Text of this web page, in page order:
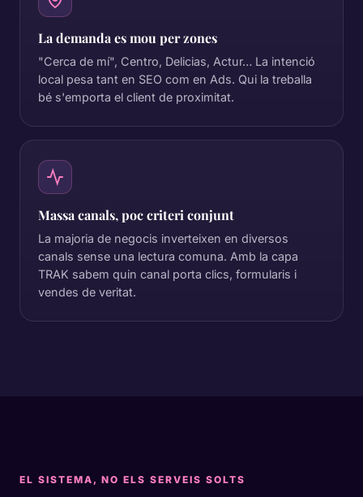
La demanda es mou per zones
"Cerca de mí", Centro, Delicias, Actur… La intenció
local pesa tant en SEO com en Ads. Qui la treballa
bé s'emporta el client de proximitat.
Massa canals, poc criteri conjunt
La majoria de negocis inverteixen en diversos
canals sense una lectura comuna. Amb la capa
TRAK sabem quin canal porta clics, formularis i
vendes de veritat.
EL SISTEMA, NO ELS SERVEIS SOLTS